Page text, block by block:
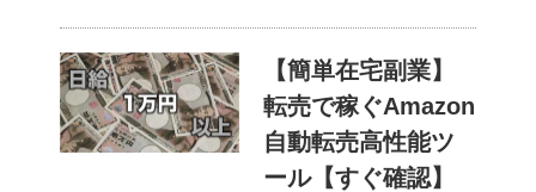
【簡単在宅副業】
転売で稼ぐAmazon
自動転売高性能ツ
ール【すぐ確認】